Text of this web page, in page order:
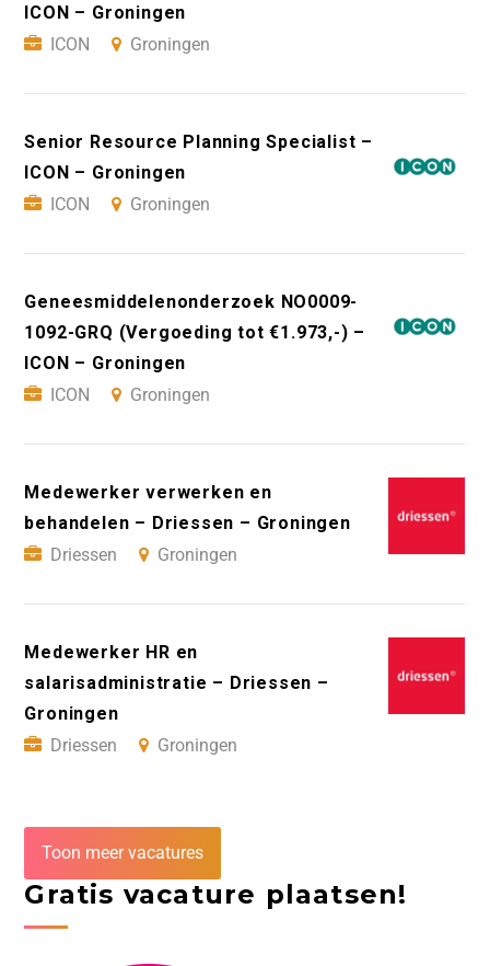
ICON – Groningen
ICON
Groningen
Senior Resource Planning Specialist –
ICON – Groningen
ICON
Groningen
Geneesmiddelenonderzoek NO0009-
1092-GRQ (Vergoeding tot €1.973,-) –
ICON – Groningen
ICON
Groningen
Medewerker verwerken en
behandelen – Driessen – Groningen
Driessen
Groningen
Medewerker HR en
salarisadministratie – Driessen –
Groningen
Driessen
Groningen
Toon meer vacatures
Gratis vacature plaatsen!